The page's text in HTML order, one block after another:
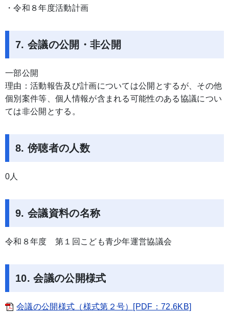
・令和８年度活動計画
7. 会議の公開・非公開
一部公開
理由：活動報告及び計画については公開とするが、その他
個別案件等、個人情報が含まれる可能性のある協議につい
ては非公開とする。
8. 傍聴者の人数
0人
9. 会議資料の名称
令和８年度 第１回こども青少年運営協議会
10. 会議の公開様式
会議の公開様式（様式第２号）[PDF：72.6KB]